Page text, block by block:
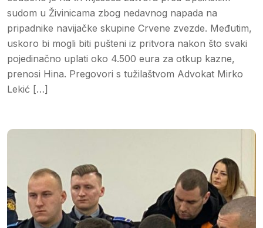
sudom u Živinicama zbog nedavnog napada na
pripadnike navijačke skupine Crvene zvezde. Međutim,
uskoro bi mogli biti pušteni iz pritvora nakon što svaki
pojedinačno uplati oko 4.500 eura za otkup kazne,
prenosi Hina. Pregovori s tužilaštvom Advokat Mirko
Lekić […]